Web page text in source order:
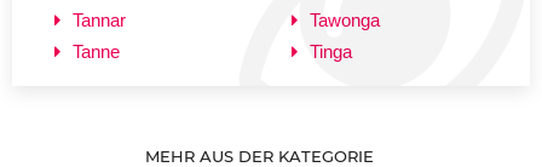
Tannar
Tanne
Tawonga
Tinga
MEHR AUS DER KATEGORIE